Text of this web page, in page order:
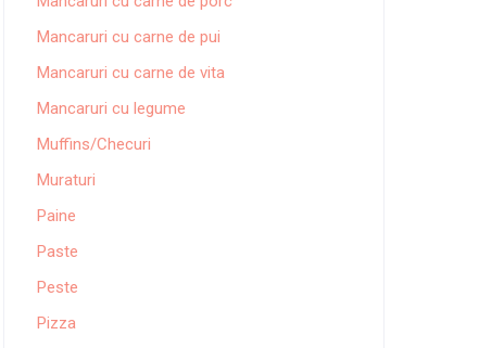
Mancaruri cu carne de pui
Mancaruri cu carne de vita
Mancaruri cu legume
Muffins/Checuri
Muraturi
Paine
Paste
Peste
Pizza